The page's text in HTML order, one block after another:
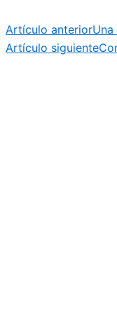
Artículo anterior
Artículo siguiente